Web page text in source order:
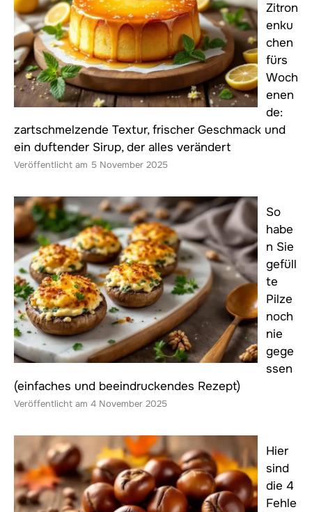
Zitron
enku
chen
fürs
Woch
enen
de:
zartschmelzende Textur, frischer Geschmack und
ein duftender Sirup, der alles verändert
5 November 2025
So
habe
n Sie
gefüll
te
Pilze
noch
nie
gege
ssen
(einfaches und beeindruckendes Rezept)
4 November 2025
Hier
sind
die 4
Fehle